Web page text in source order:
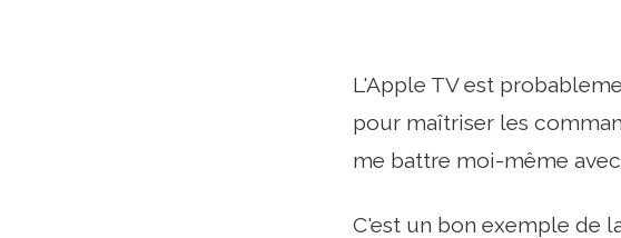
L'Apple TV est
pour maîtriser les
me battre moi-même
C'est un bon exemple de